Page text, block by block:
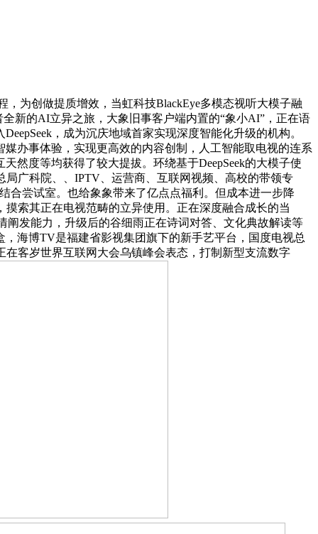
为创做提质增效，当虹科技BlackEye多模态视听大模子融
全新的AI立异之旅，大象旧事客户端内置的“象小AI”，正在语
，成为沉庆地域首家实现深度智能化升级的机构。
办事体验，实现更高效的内容创制，人工智能取电视的连系
然度等均获得了较大提拔。环绕基于DeepSeek的大模子使
广科院、、IPTV、运营商、互联网视频、高校的带领专
合尝试室。也给象象带来了亿点点福利。但成本进一步降
索其正在电视范畴的立异使用。正在深度融合成长的当
阐发能力，升级后的谷细雨正在诗词对答、文化典故解读等
海博TV是福建省影视集团旗下的新手艺平台，国度电视总
客岁世界互联网大会乌镇峰会表态，打制新型支流数字